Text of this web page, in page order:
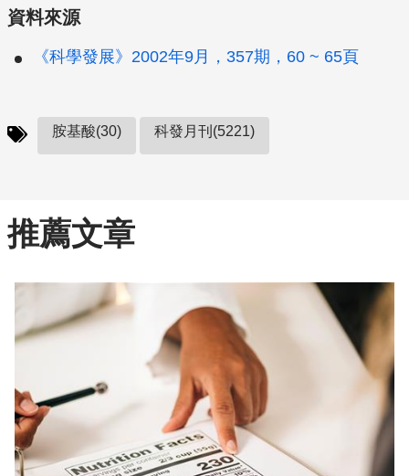
資料來源
《科學發展》2002年9月，357期，60 ~ 65頁
胺基酸(30) 科發月刊(5221)
推薦文章